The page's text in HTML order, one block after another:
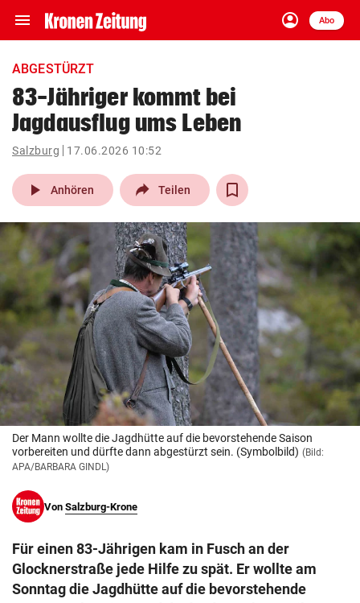
menu Navigation
ein-/ausklappen
account_circle
Anmelden
Abo
close Schließen
account_circle Anmelden
pin_drop
Wien arrow_right
bookmark
Suchbegriff
eingeben
© Krone Multimedia GmbH & Co KG 2026
Muthgasse 2, 1190 Wien
ABGESTÜRZT
83-Jähriger kommt bei
Jagdausflug ums Leben
Salzburg 17.06.2026 10:52
play_arrow Anhören Teilen
Der Mann wollte die Jagdhütte auf die bevorstehende Saison
vorbereiten und dürfte dann abgestürzt sein. (Symbolbild) (Bild:
APA/BARBARA GINDL)
Von Salzburg-Krone
Für einen 83-Jährigen kam in Fusch an der
Glocknerstraße jede Hilfe zu spät. Er wollte am
Sonntag die Jagdhütte auf die bevorstehende